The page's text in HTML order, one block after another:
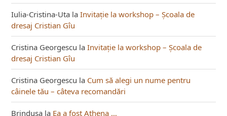
Iulia-Cristina-Uta laInvitație la workshop – Școala de
dresaj Cristian Gîu
Cristina Georgescu laInvitație la workshop – Școala de
dresaj Cristian Gîu
Cristina Georgescu la Cum să alegi un nume pentru
câinele tău – câteva recomandări
Brindusa la Ea a fost Athena …